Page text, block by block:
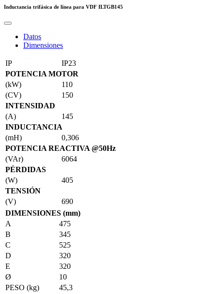
Inductancia trifásica de línea para VDF ILTGB145
Datos
Dimensiones
IP
IP23
POTENCIA MOTOR
(kW)
110
(CV)
150
INTENSIDAD
(A)
145
INDUCTANCIA
(mH)
0,306
POTENCIA REACTIVA @50Hz
(VAr)
6064
PÉRDIDAS
(W)
405
TENSIÓN
(V)
690
DIMENSIONES (mm)
A
475
B
345
C
525
D
320
E
320
Ø
10
PESO (kg)
45,3